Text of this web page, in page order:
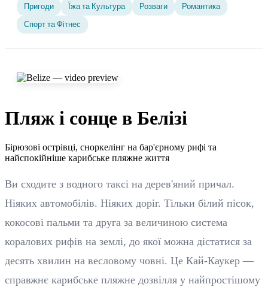
Пригоди
Їжа та Культура Розваги
Романтика
Спорт та Фітнес
Пляж і сонце в Белізі
Бірюзові острівці, сноркелінг на бар'єрному рифі та
найспокійніше карибське пляжне життя
Ви сходите з водного таксі на дерев'яний причал.
Ніяких автомобілів. Ніяких доріг. Тільки білий пісок,
кокосові пальми та друга за величиною система
коралових рифів на землі, до якої можна дістатися за
десять хвилин на весловому човні. Це Кай-Каукер —
справжнє карибське пляжне дозвілля у найпростішому